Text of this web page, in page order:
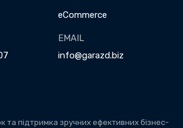
eCommerce
EMAIL
info@garazd.biz
та підтримка зручних ефективних бізнес-